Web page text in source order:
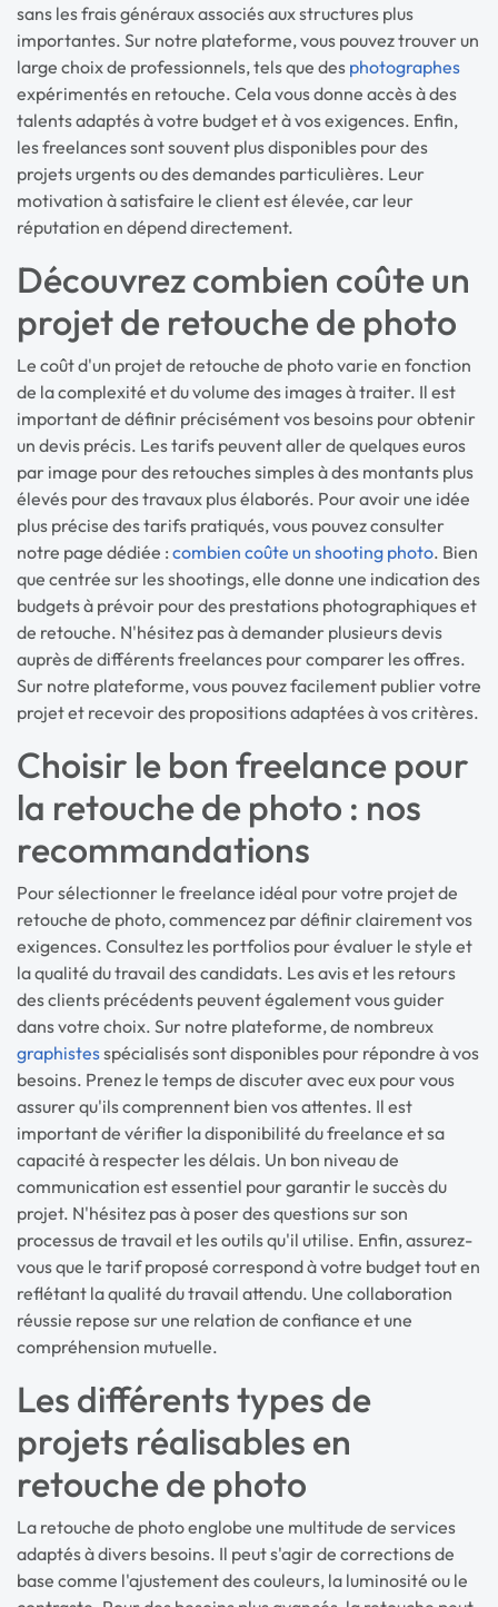
sans les frais généraux associés aux structures plus
importantes. Sur notre plateforme, vous pouvez trouver un
large choix de professionnels, tels que des photographes
expérimentés en retouche. Cela vous donne accès à des
talents adaptés à votre budget et à vos exigences. Enfin,
les freelances sont souvent plus disponibles pour des
projets urgents ou des demandes particulières. Leur
motivation à satisfaire le client est élevée, car leur
réputation en dépend directement.
Découvrez combien coûte un
projet de retouche de photo
Le coût d'un projet de retouche de photo varie en fonction
de la complexité et du volume des images à traiter. Il est
important de définir précisément vos besoins pour obtenir
un devis précis. Les tarifs peuvent aller de quelques euros
par image pour des retouches simples à des montants plus
élevés pour des travaux plus élaborés. Pour avoir une idée
plus précise des tarifs pratiqués, vous pouvez consulter
notre page dédiée : combien coûte un shooting photo. Bien
que centrée sur les shootings, elle donne une indication des
budgets à prévoir pour des prestations photographiques et
de retouche. N'hésitez pas à demander plusieurs devis
auprès de différents freelances pour comparer les offres.
Sur notre plateforme, vous pouvez facilement publier votre
projet et recevoir des propositions adaptées à vos critères.
Choisir le bon freelance pour
la retouche de photo : nos
recommandations
Pour sélectionner le freelance idéal pour votre projet de
retouche de photo, commencez par définir clairement vos
exigences. Consultez les portfolios pour évaluer le style et
la qualité du travail des candidats. Les avis et les retours
des clients précédents peuvent également vous guider
dans votre choix. Sur notre plateforme, de nombreux
graphistesspécialisés sont disponibles pour répondre à vos
besoins. Prenez le temps de discuter avec eux pour vous
assurer qu'ils comprennent bien vos attentes. Il est
important de vérifier la disponibilité du freelance et sa
capacité à respecter les délais. Un bon niveau de
communication est essentiel pour garantir le succès du
projet. N'hésitez pas à poser des questions sur son
processus de travail et les outils qu'il utilise. Enfin, assurez-
vous que le tarif proposé correspond à votre budget tout en
reflétant la qualité du travail attendu. Une collaboration
réussie repose sur une relation de confiance et une
compréhension mutuelle.
Les différents types de
projets réalisables en
retouche de photo
La retouche de photo englobe une multitude de services
adaptés à divers besoins. Il peut s'agir de corrections de
base comme l'ajustement des couleurs, la luminosité ou le